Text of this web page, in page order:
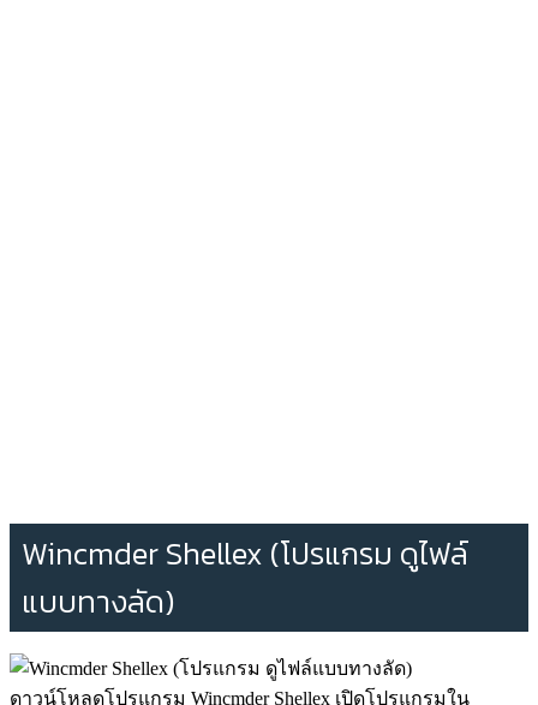
Wincmder Shellex (โปรแกรม ดูไฟล์
แบบทางลัด)
ดาวน์โหลดโปรแกรม Wincmder Shellex เปิดโปรแกรมใน